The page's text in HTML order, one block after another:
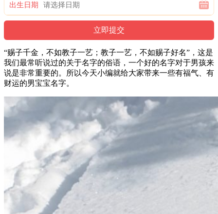
出生日期
“赐子千金，不如教子一艺；教子一艺，不如赐子好名”，这是
我们最常听说过的关于名字的俗语，一个好的名字对于男孩来
说是非常重要的。所以今天小编就给大家带来一些有福气、有
财运的男宝宝名字。